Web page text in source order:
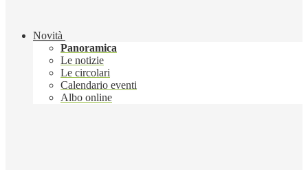
Novità
Panoramica
Le notizie
Le circolari
Calendario eventi
Albo online